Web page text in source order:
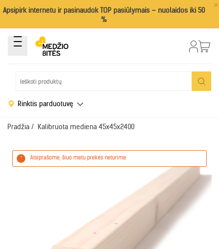
×
Apsipirk internetu ir pasinaudok TOP pasiūlymais – nuolaidos iki 50
%
Rinktis parduotuvę
Pradžia / Kalibruota mediena 45x45x2400
Atsiprašome, šiuo metu prekės neturime